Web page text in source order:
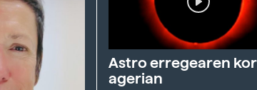
Astro erregearen
agerian